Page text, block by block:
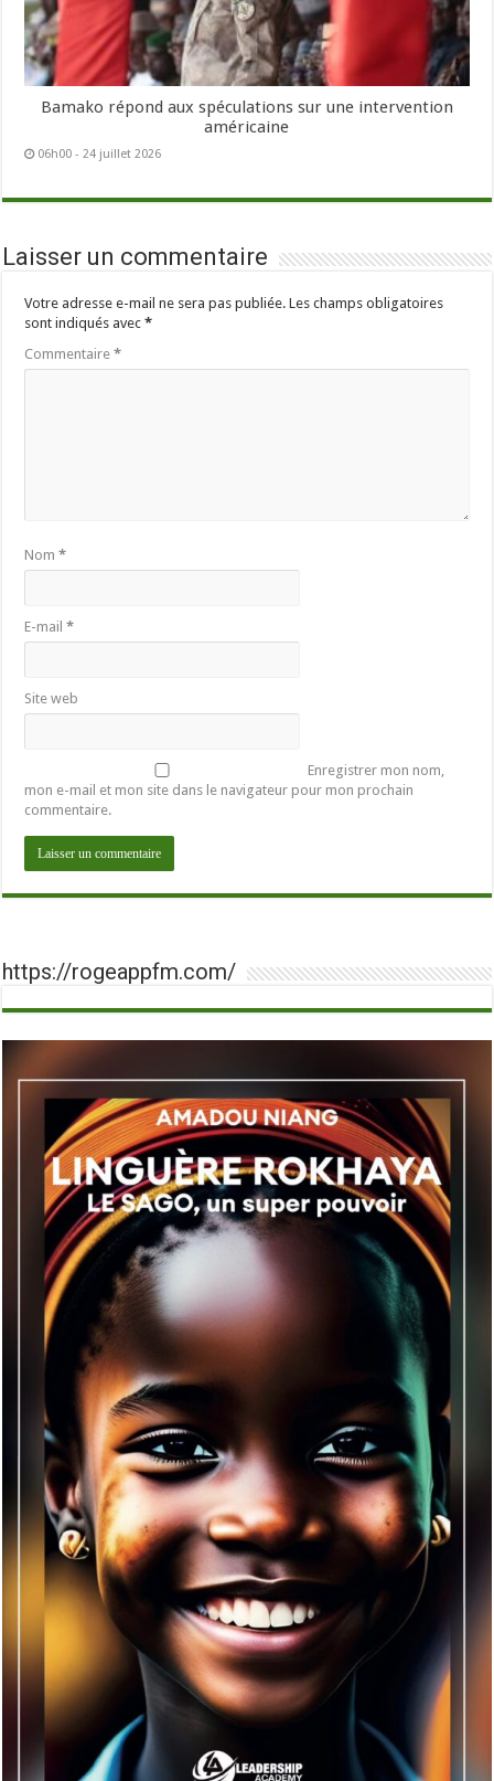
Bamako répond aux spéculations sur une intervention
américaine
06h00 - 24 juillet 2026
Laisser un commentaire
Votre adresse e-mail ne sera pas publiée. Les champs obligatoires
sont indiqués avec*
Commentaire*
Nom*
E-mail*
Site web
Enregistrer mon nom,
mon e-mail et mon site dans le navigateur pour mon prochain
commentaire.
https://rogeappfm.com/